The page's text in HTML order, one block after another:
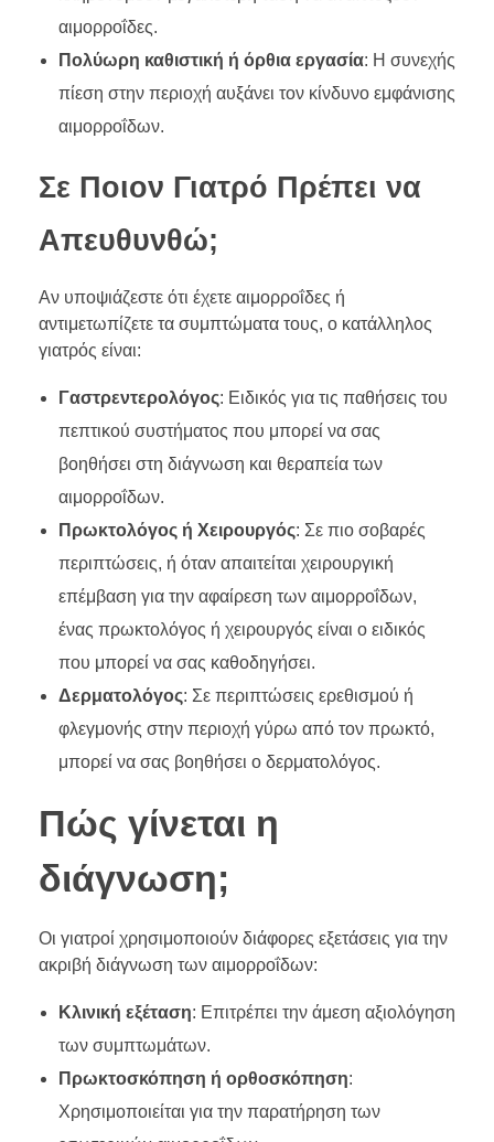
αιμορροΐδες.
Πολύωρη καθιστική ή όρθια εργασία: Η συνεχής
πίεση στην περιοχή αυξάνει τον κίνδυνο εμφάνισης
αιμορροΐδων.
Σε Ποιον Γιατρό Πρέπει να
Απευθυνθώ;
Αν υποψιάζεστε ότι έχετε αιμορροΐδες ή
αντιμετωπίζετε τα συμπτώματα τους, ο κατάλληλος
γιατρός είναι:
Γαστρεντερολόγος: Ειδικός για τις παθήσεις του
πεπτικού συστήματος που μπορεί να σας
βοηθήσει στη διάγνωση και θεραπεία των
αιμορροΐδων.
Πρωκτολόγος ή Χειρουργός: Σε πιο σοβαρές
περιπτώσεις, ή όταν απαιτείται χειρουργική
επέμβαση για την αφαίρεση των αιμορροΐδων,
ένας πρωκτολόγος ή χειρουργός είναι ο ειδικός
που μπορεί να σας καθοδηγήσει.
Δερματολόγος: Σε περιπτώσεις ερεθισμού ή
φλεγμονής στην περιοχή γύρω από τον πρωκτό,
μπορεί να σας βοηθήσει ο δερματολόγος.
Πώς γίνεται η
διάγνωση;
Οι γιατροί χρησιμοποιούν διάφορες εξετάσεις για την
ακριβή διάγνωση των αιμορροΐδων:
Κλινική εξέταση: Επιτρέπει την άμεση αξιολόγηση
των συμπτωμάτων.
Πρωκτοσκόπηση ή ορθοσκόπηση:
Χρησιμοποιείται για την παρατήρηση των